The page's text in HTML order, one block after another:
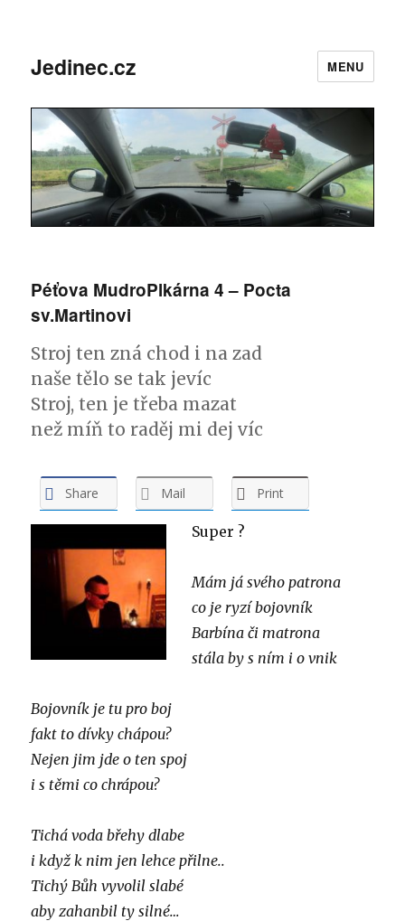
Jedinec.cz MENU
Péťova MudroPlkárna 4 – Pocta
sv.Martinovi
Stroj ten zná chod i na zad
naše tělo se tak jevíc
Stroj, ten je třeba mazat
než míň to raděj mi dej víc
Share Mail Print
Super ?
Mám já svého patrona
co je ryzí bojovník
Barbína či matrona
stála by s ním i o vnik
Bojovník je tu pro boj
fakt to dívky chápou?
Nejen jim jde o ten spoj
i s těmi co chrápou?
Tichá voda břehy dlabe
i když k nim jen lehce přilne..
Tichý Bůh vyvolil slabé
aby zahanbil ty silné…